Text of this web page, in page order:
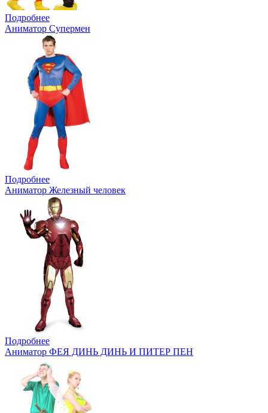
Подробнее
Аниматор Супермен
Подробнее
Аниматор Железный человек
Подробнее
Аниматор ФЕЯ ДИНЬ ДИНЬ И ПИТЕР ПЕН